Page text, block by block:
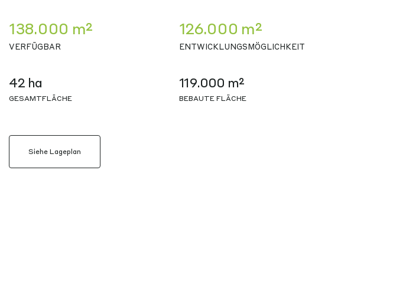
138.000 m²
VERFÜGBAR
126.000 m²
ENTWICKLUNGSMÖGLICHKEIT
42 ha
GESAMTFLÄCHE
119.000 m²
BEBAUTE FLÄCHE
Siehe Lageplan